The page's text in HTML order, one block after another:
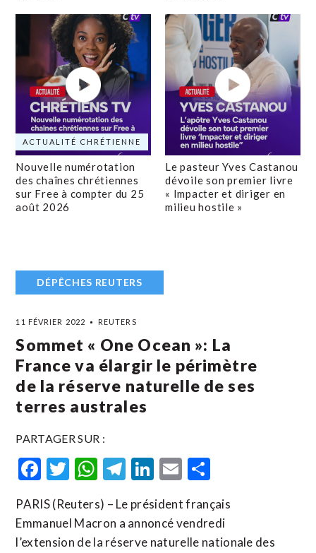
ACTUALITÉ CHRÉTIENNE
Nouvelle numérotation
des chaînes chrétiennes
sur Free à compter du 25
août 2026
Le pasteur Yves Castanou
dévoile son premier livre
« Impacter et diriger en
milieu hostile »
DÉPÊCHES REUTERS
11 FÉVRIER 2022 REUTERS
Sommet « One Ocean »: La
France va élargir le périmètre
de la réserve naturelle de ses
terres australes
PARTAGER SUR :
Facebook
Twitter
WhatsApp
Telegram
LinkedIn
Email
PARIS (Reuters) – Le président français
Emmanuel Macron a annoncé vendredi
l’extension de la réserve naturelle nationale des